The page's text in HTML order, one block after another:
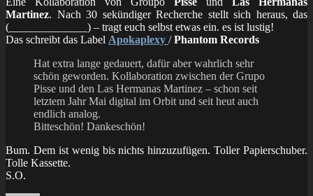
Martinez. Nach 30 sekündiger Recherche stellt sich heraus, das
(______________) – tragt euch selbst etwas ein. es ist lustig!
Das schreibt das Label Apokaplexy /Phantom Records
Hat extra lange gedauert, dafür aber wahrlich sehr
schön geworden. Kollaboration zwischen der Grupo
Pisse und den Las Hermanas Martinez – schon seit
letztem Jahr Mai digital im Orbit und seit heut auch
endlich analog.
Bitteschön! Dankeschön!
Bum. Dem ist wenig bis nichts hinzuzufügen. Toller Papierschuber.
Tolle Kassette.
S.O.